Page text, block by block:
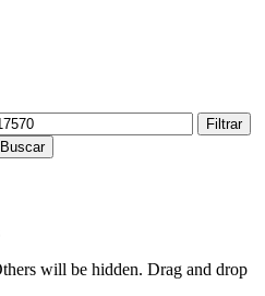
Filtrar
Buscar
will be hidden. Drag and drop